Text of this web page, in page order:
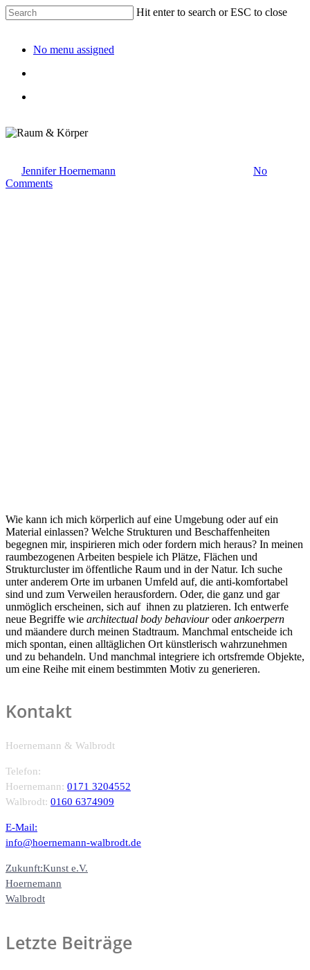
Hit enter to search or ESC to close
No menu assigned
Jennifer Hoernemann
No
Comments
Wie kann ich mich körperlich auf eine Umgebung oder auf ein
Material einlassen? Welche Strukturen und Beschaffenheiten
begegnen mir, inspirieren mich oder fordern mich heraus? In meinen
raumbezogenen Arbeiten bespiele ich Plätze, Flächen und
Strukturcluster im öffentliche Raum und in der Natur. Ich suche
unter anderem Orte im urbanen Umfeld auf, die anti-komfortabel
sind und zum Verweilen herausfordern. Oder, die ganz und gar
unmöglich erscheinen, sich auf ihnen zu platzieren. Ich entwerfe
neue Begriffe wie architectual body behaviouroderankoerpern
und mäandere durch meinen Stadtraum. Manchmal entscheide ich
mich spontan, einen alltäglichen Ort künstlerisch wahrzunehmen
und zu behandeln. Und manchmal integriere ich ortsfremde Objekte,
um eine Reihe mit einem bestimmten Motiv zu generieren.
Kontakt
Hoernemann & Walbrodt
Telefon:
Hoernemann: 0171 3204552
Walbrodt: 0160 6374909
E-Mail:
info@hoernemann-walbrodt.de
Zukunft:Kunst e.V.
Hoernemann
Walbrodt
Letzte Beiträge